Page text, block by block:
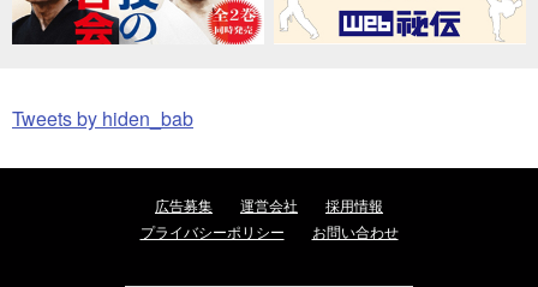
Tweets by hiden_bab
広告募集 運営会社
採用情報
プライバシーポリシー
お問い合わせ